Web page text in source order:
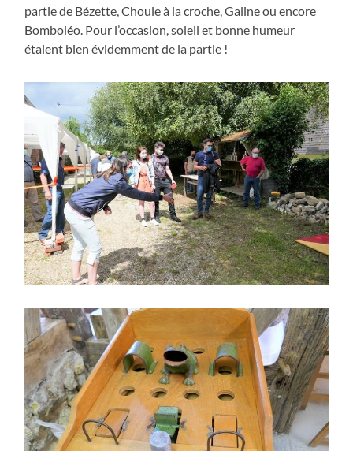
partie de Bézette, Choule à la croche, Galine ou encore
Bomboléo. Pour l’occasion, soleil et bonne humeur
étaient bien évidemment de la partie !